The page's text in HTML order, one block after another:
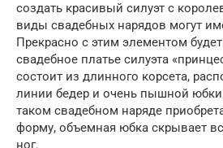
создать красивый силуэт с
виды свадебных нарядов могут
Прекрасно с этим элементом
свадебное платье силуэта
состоит из длинного корсета,
линии бедер и очень пышной
таком свадебном наряде
форму, объемная юбка скрывает
ног.